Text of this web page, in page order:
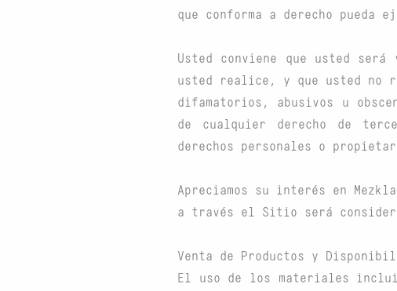
que conforma a derecho pueda
Usted conviene que usted será
usted realice, y que usted no
difamatorios, abusivos u
de cualquier derecho de
derechos personales o
Apreciamos su interés en
a través el Sitio será
Venta de Productos y
El uso de los materiales